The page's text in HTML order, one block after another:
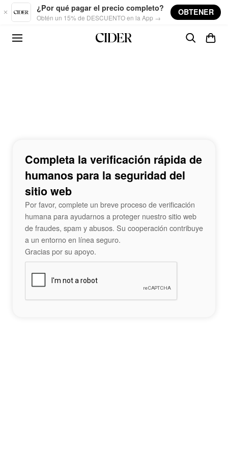
Skip to main content
¿Por qué pagar el precio completo?
Obtén un 15% de DESCUENTO en la App →
OBTENER
Completa la verificación rápida de
humanos para la seguridad del
sitio web
Por favor, complete un breve proceso de verificación
humana para ayudarnos a proteger nuestro sitio web
de fraudes, spam y abusos. Su cooperación contribuye
a un entorno en línea seguro.
Gracias por su apoyo.